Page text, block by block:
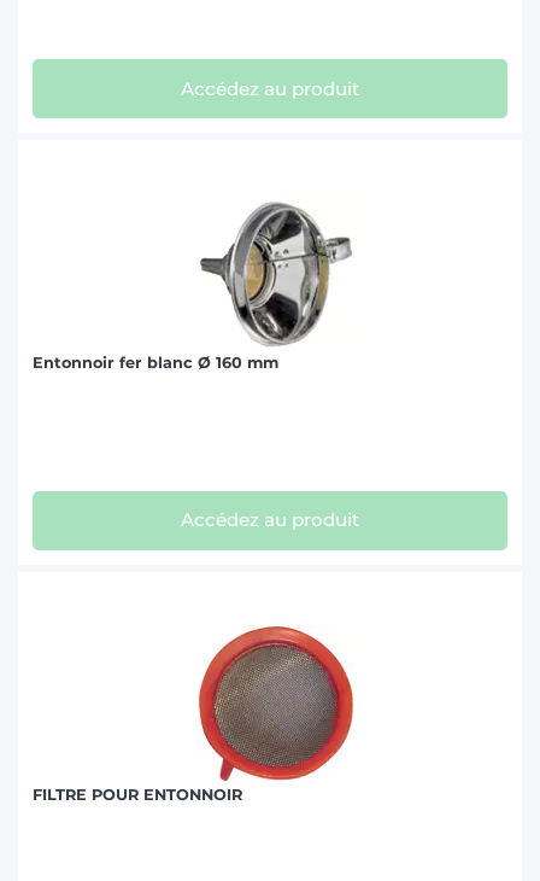
Accédez au produit
Entonnoir fer blanc Ø 160 mm
Accédez au produit
FILTRE POUR ENTONNOIR